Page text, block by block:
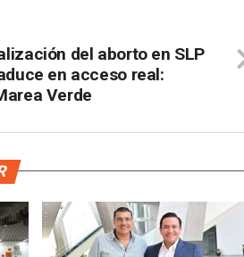
del aborto en SLP
en acceso real:
Verde